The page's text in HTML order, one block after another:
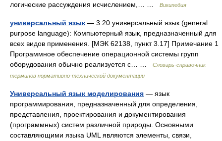
логические рассуждения исчислением,… …
Википедия
универсальный язык — 3.20 универсальный язык (general
purpose language): Компьютерный язык, предназначенный для
всех видов применения. [МЭК 62138, пункт 3.17] Примечание 1
Программное обеспечение операционной системы групп
оборудования обычно реализуется с… …
Словарь-справочник
терминов нормативно-технической документации
Универсальный язык моделирования — язык
программирования, предназначенный для определения,
представления, проектирования и документирования
(программных) систем различной природы. Основными
составляющими языка UML являются элементы, связи,